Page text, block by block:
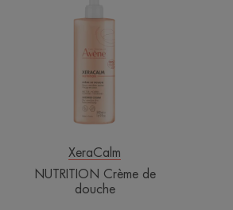
de
XeraCalm
NUTRITION Crème de
douche